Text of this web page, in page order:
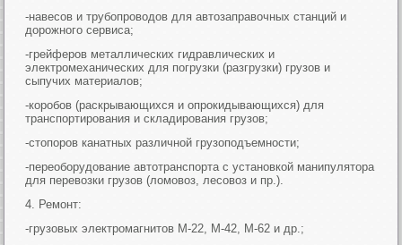
-навесов и трубопроводов для автозаправочных станций и
дорожного сервиса;
-грейферов металлических гидравлических и
электромеханических для погрузки (разгрузки) грузов и
сыпучих материалов;
-коробов (раскрывающихся и опрокидывающихся) для
транспортирования и складирования грузов;
-стопоров канатных различной грузоподъемности;
-переоборудование автотранспорта с установкой манипулятора
для перевозки грузов (ломовоз, лесовоз и пр.).
4. Ремонт:
-грузовых электромагнитов М-22, М-42, М-62 и др.;